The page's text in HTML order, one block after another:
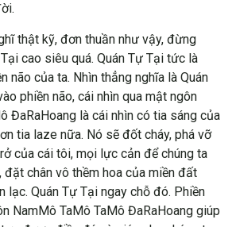
thật kỹ, đơn thuần như vậy, đừng
cao siêu quá. Quán Tự Tại tức là
não của ta. Nhìn thẳng nghĩa là Quán
phiền não, cái nhìn qua mật ngôn
ĐaRaHoang là cái nhìn có tia sáng của
tia laze nữa. Nó sẽ đốt cháy, phá vỡ
của cái tôi, mọi lực cản để chúng ta
chân vô thềm hoa của miền đất
lạc. Quán Tự Tại ngay chỗ đó. Phiền
NamMô TaMô TaMô ĐaRaHoang giúp